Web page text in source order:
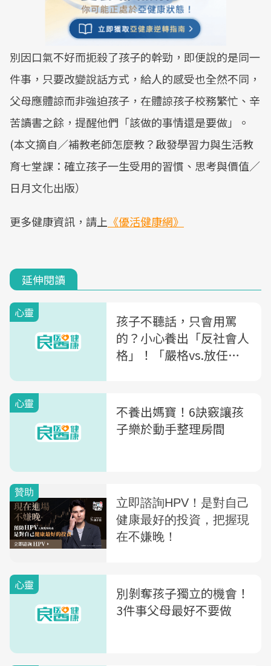
別因口氣不好而扼殺了孩子的幹勁，即便說的是同一
件事，只要改變說話方式，給人的感受也全然不同，
父母應體諒而非強迫孩子，在體諒孩子校務繁忙、辛
苦讀書之餘，提醒他們「該做的事情還是要做」。
(本文摘自／補教老師怎麼教？啟發學習力與生活教
育七堂課：確立孩子一生受用的習慣、思考與價值／
日月文化出版）
更多健康資訊，請上 《優活健康網》
延伸閱讀
心靈
孩子不聽話，只會用罵
的？小心養出「反社會人
格」！「嚴格vs.放任」
教養法」
心靈
不養出媽寶！6訣竅讓孩
子樂於動手整理房間
心靈
別剝奪孩子獨立的機會！
3件事父母最好不要做